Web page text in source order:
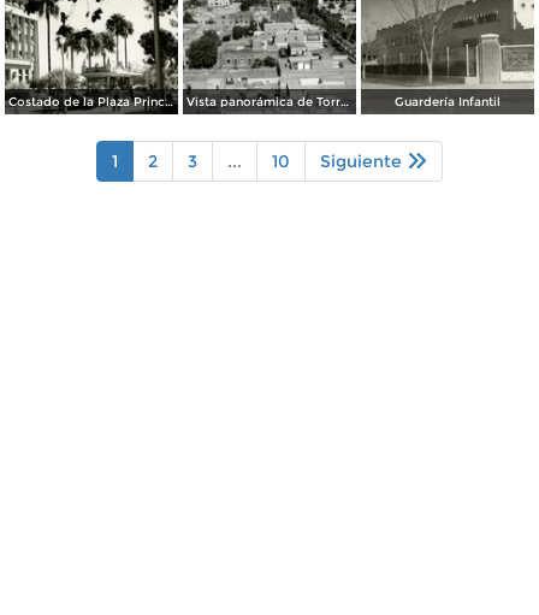
Costado de la Plaza Principal Vista panorámica de Torreón Guardería Infantil
1 2 3 ... 10 Siguiente